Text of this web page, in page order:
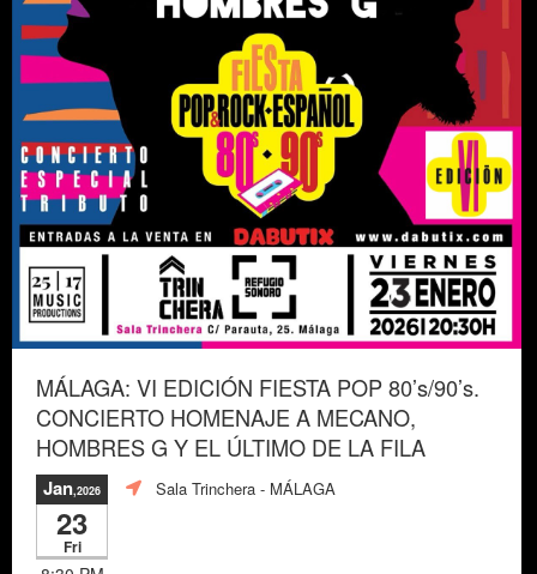
MÁLAGA: VI EDICIÓN FIESTA POP 80’s/90’s.
CONCIERTO HOMENAJE A MECANO,
HOMBRES G Y EL ÚLTIMO DE LA FILA
Jan,2026
23
Fri
Sala Trinchera - MÁLAGA